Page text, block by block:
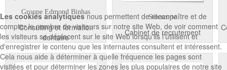
Groupe Edmond Binhas
Consulting et formation
dentaire
Sélescope
Cabinet de recrutement
Les cookies analytiquesnous permettent de reconnaître et de
compter le nombre de visiteurs sur notre site Web, de voir comment
les visiteurs se déplacent sur le site Web lorsqu'ils l'utilisent et
d'enregistrer le contenu que les internautes consultent et intéressent.
Cela nous aide à déterminer à quelle fréquence les pages sont
visitées et pour déterminer les zones les plus populaires de notre site